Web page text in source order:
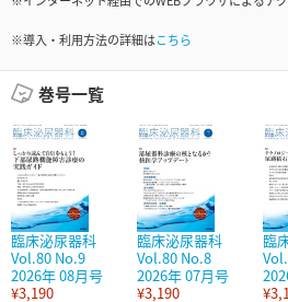
※導入・利用方法の詳細はこちら
巻号一覧
臨床泌尿器科
Vol.80 No.9
2026年 08月号
¥3,190
臨床泌尿器科
Vol.80 No.8
2026年 07月号
¥3,190
臨